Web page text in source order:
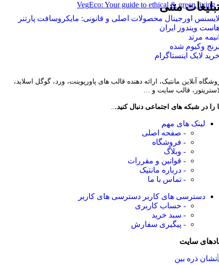
VegEco: Your guide to ethical & green living
متنی
اورجینال محصولات اصلی و قانونی: مایکروسافت پارتنر
ویندوز ایران
مرتد
وکیوم شده
لایک اینستاگرام
آنلاین مانتیک، ارائه دهنده قالب های پاورپوینت، ورد، گوگل اسلاید،
قالب سایت و …
را در شبکه های اجتماعی دنبال کنید...
لینک های مهم
- صفحه اصلی
- فروشگاه
- وبلاگ
- قوانین و مقررات
- درباره مانتیک
- تماس با ما
دسترسی های کاربر دسترسی های کاربر
- حساب کاربری
- سبد خرید
- پیگیری سفارش
سایت